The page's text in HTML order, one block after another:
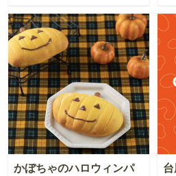
かぼちゃのハロウィンパ